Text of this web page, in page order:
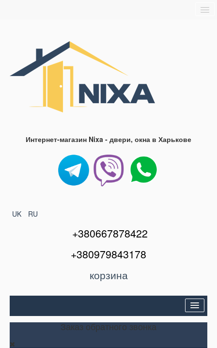
Контакты
Интернет-магазин Nixa - двери, окна в Харькове
UK RU
+380667878422
+380979843178
корзина
Двери входныеЗаказ обратного звонка